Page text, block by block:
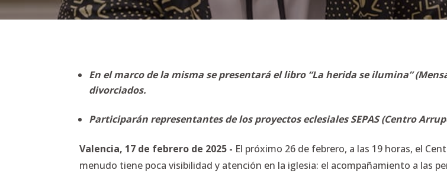
En el marco de la misma se presentará el libro “La herida se ilumina”
divorciados.
Participarán representantes de los proyectos eclesiales SEPAS (Centro
Valencia, 17 de febrero de 2025 - El próximo 26 de febrero, a las 19 horas, el
menudo tiene poca visibilidad y atención en la iglesia: el acompañamiento a las